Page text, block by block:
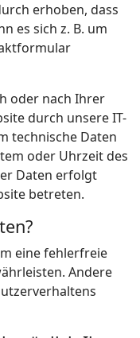
erhoben, dass
es sich z. B. um
oder nach Ihrer
durch unsere IT-
technische Daten
oder Uhrzeit des
Daten erfolgt
betreten.
eine fehlerfreie
Andere